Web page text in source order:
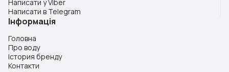
Написати у Viber
Написати в Telegram
Інформація
Головна
Про воду
Істория бренду
Контакти